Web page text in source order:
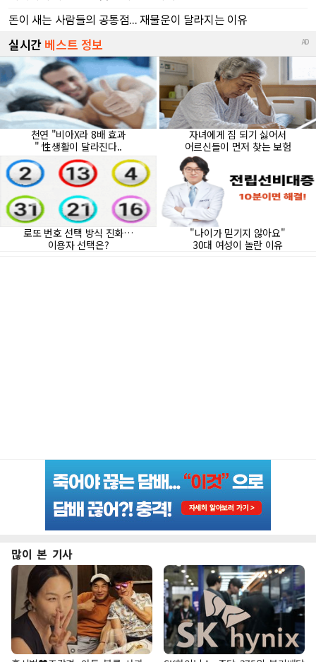
많이 본 기사